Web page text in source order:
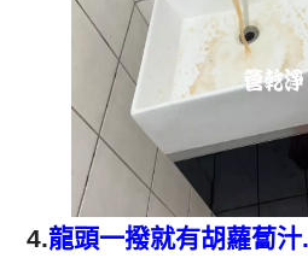
4.龍頭一撥就有胡蘿蔔